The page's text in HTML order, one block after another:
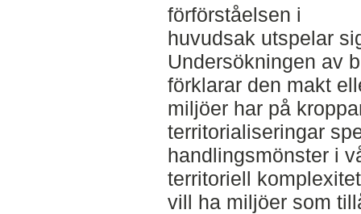
förförståelsen i
huvudsak utspelar
Undersökningen av
förklarar den makt
miljöer har på
territorialiseringar
handlingsmönster i
territoriell
vill ha miljöer som